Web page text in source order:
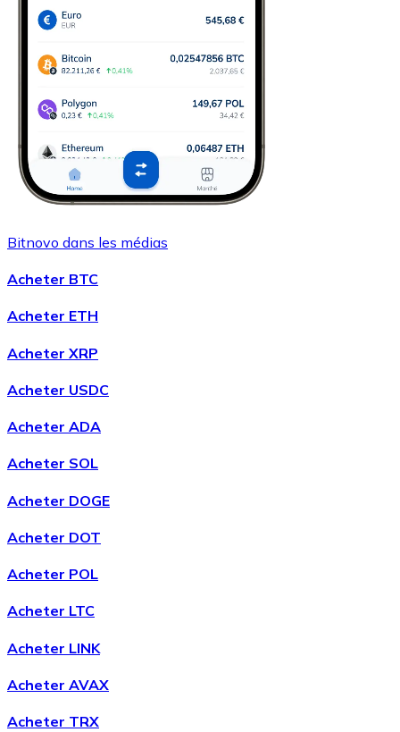
Bitnovo dans les médias
Acheter BTC
Acheter ETH
Acheter XRP
Acheter USDC
Acheter ADA
Acheter SOL
Acheter DOGE
Acheter DOT
Acheter POL
Acheter LTC
Acheter LINK
Acheter AVAX
Acheter TRX